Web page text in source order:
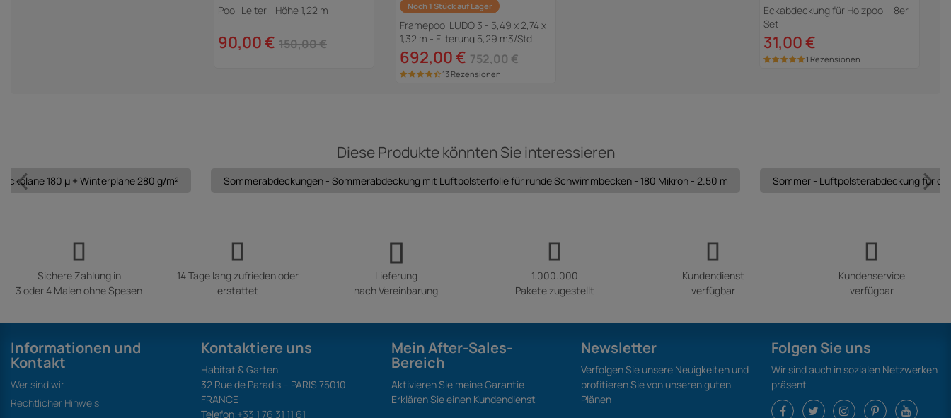
Pool-Leiter - Höhe 1,22 m
90,00 € 150,00 €
Noch 1 Stück auf Lager
Framepool LUDO 3 - 5,49 x 2,74 x
1,32 m - Filterung 5,29 m3/Std.
692,00 € 752,00 €
13 Rezensionen
Eckabdeckung für Holzpool - 8er-
Set
31,00 €
1 Rezensionen
Diese Produkte könnten Sie interessieren
180 µ + Winterplane 280 g/m² Sommerabdeckungen - Sommerabdeckung mit Luftpolsterfolie für runde Schwimmbecken - 180 Mikron - 2.50 m Sommer - Luftpolsterabdeckung für
Sichere Zahlung in
3 oder 4 Malen ohne Spesen
14 Tage lang zufrieden oder
erstattet
Lieferung
nach Vereinbarung
1.000.000
Pakete zugestellt
Kundendienst
verfügbar
Kundenservice
verfügbar
Informationen und
Kontakt
Wer sind wir
Rechtlicher Hinweis
Kontaktiere uns
Habitat & Garten
32 Rue de Paradis – PARIS 75010
FRANCE
Telefon:+33 1 76 31 11 61
Mein After-Sales-
Bereich
Aktivieren Sie meine Garantie
Erklären Sie einen Kundendienst
Newsletter
Verfolgen Sie unsere Neuigkeiten und
profitieren Sie von unseren guten
Plänen
Folgen Sie uns
Wir sind auch in sozialen Netzwerken
präsent